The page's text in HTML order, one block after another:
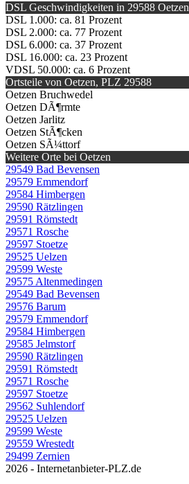
DSL Geschwindigkeiten in 29588 Oetzen
DSL 1.000: ca. 81 Prozent
DSL 2.000: ca. 77 Prozent
DSL 6.000: ca. 37 Prozent
DSL 16.000: ca. 23 Prozent
VDSL 50.000: ca. 6 Prozent
Ortsteile von Oetzen, PLZ 29588
Oetzen Bruchwedel
Oetzen DÃ¶rmte
Oetzen Jarlitz
Oetzen StÃ¶cken
Oetzen SÃ¼ttorf
Weitere Orte bei Oetzen
29549 Bad Bevensen
29579 Emmendorf
29584 Himbergen
29590 Rätzlingen
29591 Römstedt
29571 Rosche
29597 Stoetze
29525 Uelzen
29599 Weste
29575 Altenmedingen
29549 Bad Bevensen
29576 Barum
29579 Emmendorf
29584 Himbergen
29585 Jelmstorf
29590 Rätzlingen
29591 Römstedt
29571 Rosche
29597 Stoetze
29562 Suhlendorf
29525 Uelzen
29599 Weste
29559 Wrestedt
29499 Zernien
2026 - Internetanbieter-PLZ.de